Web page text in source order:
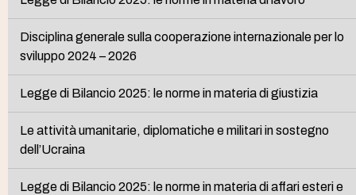
Disciplina generale sulla cooperazione internazionale per lo
sviluppo 2024 – 2026
Legge di Bilancio 2025: le norme in materia di giustizia
Le attività umanitarie, diplomatiche e militari in sostegno
dell’Ucraina
Legge di Bilancio 2025: le norme in materia di affari esteri e